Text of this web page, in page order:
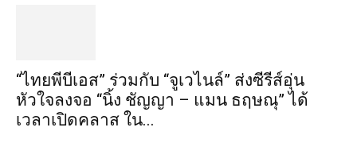
“ไทยพีบีเอส” ร่วมกับ “จูเวไนล์” ส่งซีรีส์อุ่น
หัวใจลงจอ “นิ้ง ชัญญา – แมน ธฤษณุ” ได้
เวลาเปิดคลาส ใน...